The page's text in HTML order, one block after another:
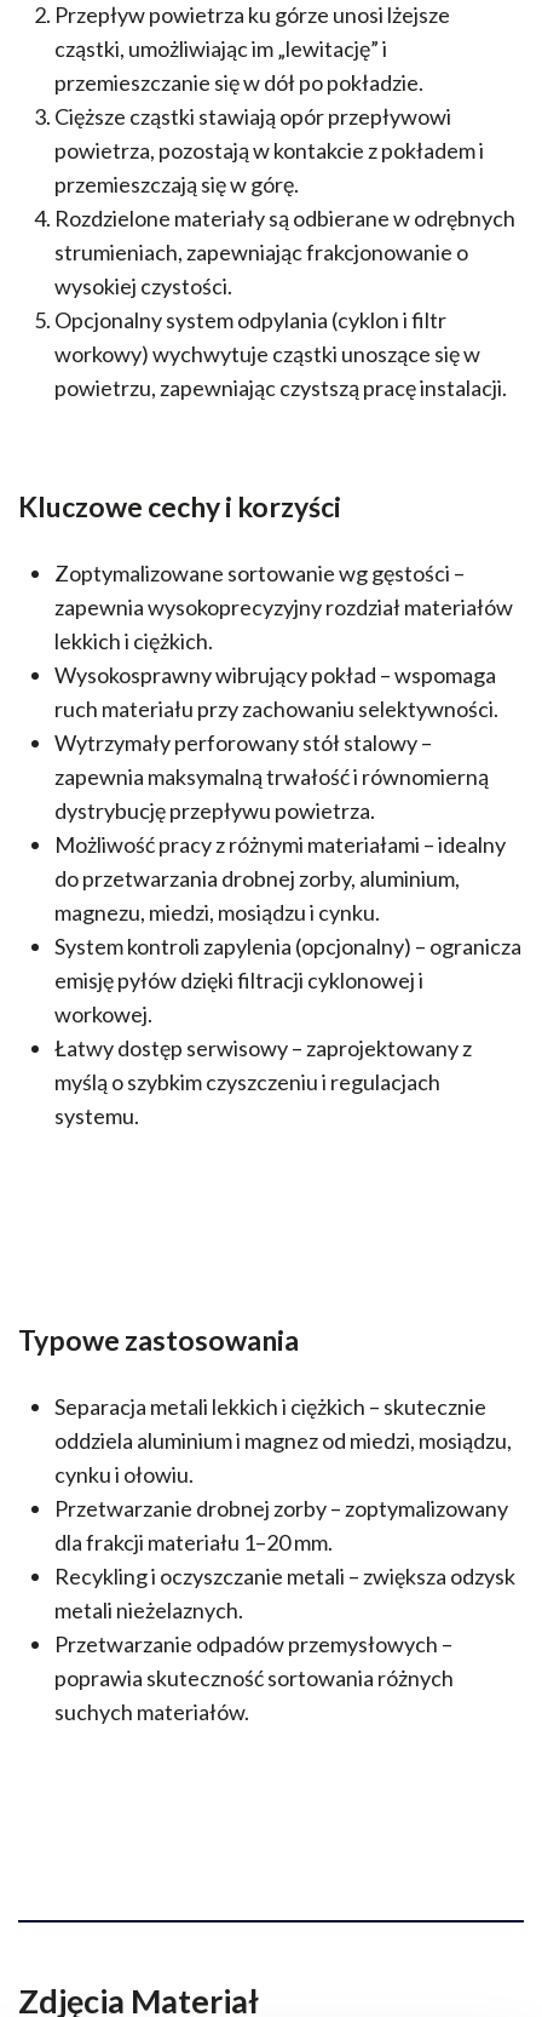
Przepływ powietrza ku górze unosi lżejsze
cząstki, umożliwiając im „lewitację” i
przemieszczanie się w dół po pokładzie.
Cięższe cząstki stawiają opór przepływowi
powietrza, pozostają w kontakcie z pokładem i
przemieszczają się w górę.
Rozdzielone materiały są odbierane w odrębnych
strumieniach, zapewniając frakcjonowanie o
wysokiej czystości.
Opcjonalny system odpylania (cyklon i filtr
workowy) wychwytuje cząstki unoszące się w
powietrzu, zapewniając czystszą pracę instalacji.
Kluczowe cechy i korzyści
Zoptymalizowane sortowanie wg gęstości –
zapewnia wysokoprecyzyjny rozdział materiałów
lekkich i ciężkich.
Wysokosprawny wibrujący pokład – wspomaga
ruch materiału przy zachowaniu selektywności.
Wytrzymały perforowany stół stalowy –
zapewnia maksymalną trwałość i równomierną
dystrybucję przepływu powietrza.
Możliwość pracy z różnymi materiałami – idealny
do przetwarzania drobnej zorby, aluminium,
magnezu, miedzi, mosiądzu i cynku.
System kontroli zapylenia (opcjonalny) – ogranicza
emisję pyłów dzięki filtracji cyklonowej i
workowej.
Łatwy dostęp serwisowy – zaprojektowany z
myślą o szybkim czyszczeniu i regulacjach
systemu.
Typowe zastosowania
Separacja metali lekkich i ciężkich – skutecznie
oddziela aluminium i magnez od miedzi, mosiądzu,
cynku i ołowiu.
Przetwarzanie drobnej zorby – zoptymalizowany
dla frakcji materiału 1–20 mm.
Recykling i oczyszczanie metali – zwiększa odzysk
metali nieżelaznych.
Przetwarzanie odpadów przemysłowych –
poprawia skuteczność sortowania różnych
suchych materiałów.
Zdjęcia Materiał